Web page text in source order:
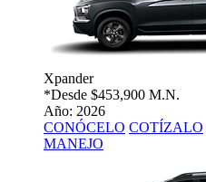
Xpander
*Desde $453,900 M.N.
Año: 2026
CONÓCELO COTÍZALO
MANEJO